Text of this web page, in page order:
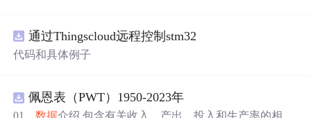
在LabVIEW中的高可靠工业通信实现。
张图片、直接读取整个文件夹内所有 JPG/PNG 图像，可自
定义输出图片分辨率、调节 JPG0~100 区间压缩质量，自
观展示压缩效果。 适用人群 Qt/C++ 零基础初学者，学习
QImage 图像绘图、文件目录遍历、UI 交互开发； 需要本
通过Thingscloud远程控制stm32
代码和具体例子
佩恩表（PWT）1950-2023年